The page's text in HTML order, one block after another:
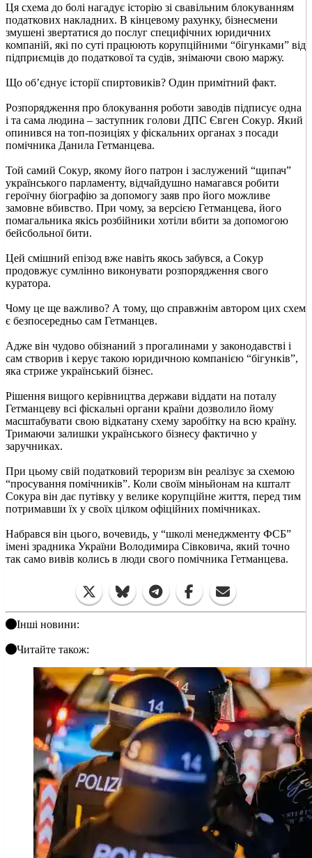
Ця схема до болі нагадує історію зі свавільним блокуванням
податкових накладних. В кінцевому рахунку, бізнесмени
змушені звертатися до послуг специфічних юридичних
компаній, які по суті працюють корупційними “бігунками” від
підприємців до податкової та судів, знімаючи свою маржу.
Що об’єднує історії спиртовиків? Один примітний факт.
Розпорядження про блокування роботи заводів підписує одна
і та сама людина – заступник голови ДПС Євген Сокур. Який
опинився на топ-позиціях у фіскальних органах з посади
помічника Данила Гетманцева.
Той самий Сокур, якому його патрон і заслужений “щипач”
українського парламенту, відчайдушно намагався робити
героїчну біографію за допомогу заяв про його можливе
замовне вбивство. При чому, за версією Гетманцева, його
помагальника якісь розбійники хотіли вбити за допомогою
бейсбольної бити.
Цей смішний епізод вже навіть якось забувся, а Сокур
продовжує сумлінно виконувати розпорядження свого
куратора.
Чому це ще важливо? А тому, що справжнім автором цих схем
є безпосередньо сам Гетманцев.
Адже він чудово обізнаний з прогалинами у законодавстві і
сам створив і керує такою юридичною компанією “бігунків”,
яка стриже український бізнес.
Рішення вищого керівництва держави віддати на поталу
Гетманцеву всі фіскальні органи країни дозволило йому
масштабувати свою відкатану схему заробітку на всю країну.
Тримаючи залишки українського бізнесу фактично у
заручниках.
При цьому свій податковий тероризм він реалізує за схемою
“просування помічників”. Коли своїм міньйонам на кшталт
Сокура він дає путівку у велике корупційне життя, перед тим
потримавши їх у своїх цілком офіційних помічниках.
Набрався він цього, вочевидь, у “школі менеджменту ФСБ”
імені зрадника України Володимира Сівковича, який точно
так само вивів колись в люди свого помічника Гетманцева.
Інші новини:
Читайте також: